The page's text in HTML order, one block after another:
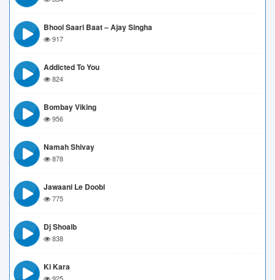
Bhool Saari Baat – Ajay Singha
917
Addicted To You
824
Bombay Viking
956
Namah Shivay
878
Jawaani Le Doobi
775
Dj Shoaib
838
Ki Kara